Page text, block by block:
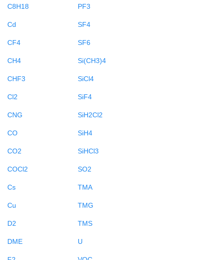
C8H18
Cd
CF4
CH4
CHF3
Cl2
CNG
CO
CO2
COCl2
Cs
Cu
D2
DME
PF3
SF4
SF6
Si(CH3)4
SiCl4
SiF4
SiH2Cl2
SiH4
SiHCl3
SO2
TMA
TMG
TMS
U